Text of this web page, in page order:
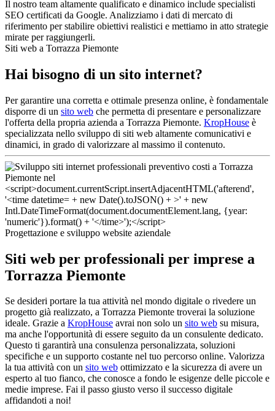
Il nostro team altamente qualificato e dinamico include specialisti
SEO certificati da Google. Analizziamo i dati di mercato di
riferimento per stabilire obiettivi realistici e mettiamo in atto strategie
mirate per raggiungerli.
Siti web a Torrazza Piemonte
Hai bisogno di un sito internet?
Per garantire una corretta e ottimale presenza online, è fondamentale
disporre di un sito web che permetta di presentare e personalizzare
l'offerta della propria azienda a Torrazza Piemonte. KropHouse è
specializzata nello sviluppo di siti web altamente comunicativi e
dinamici, in grado di valorizzare al massimo il contenuto.
Progettazione e sviluppo website aziendale
Siti web per professionali per imprese a
Torrazza Piemonte
Se desideri portare la tua attività nel mondo digitale o rivedere un
progetto già realizzato, a Torrazza Piemonte troverai la soluzione
ideale. Grazie a KropHouse avrai non solo un sito web su misura,
ma anche l'opportunità di essere seguito da un consulente dedicato.
Questo ti garantirà una consulenza personalizzata, soluzioni
specifiche e un supporto costante nel tuo percorso online. Valorizza
la tua attività con un sito web ottimizzato e la sicurezza di avere un
esperto al tuo fianco, che conosce a fondo le esigenze delle piccole e
medie imprese. Fai il passo giusto verso il successo digitale
affidandoti a noi!